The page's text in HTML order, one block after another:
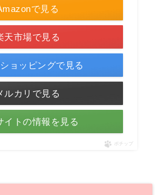
で見る
天市場で見る
ョッピングで見る
ルカリで見る
イトの情報を見る
ポチップ